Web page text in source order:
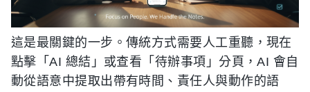
這是最關鍵的一步。傳統方式需要人工重聽，現在
點擊「AI 總結」或查看「待辦事項」分頁，AI 會自
動從語意中提取出帶有時間、責任人與動作的語